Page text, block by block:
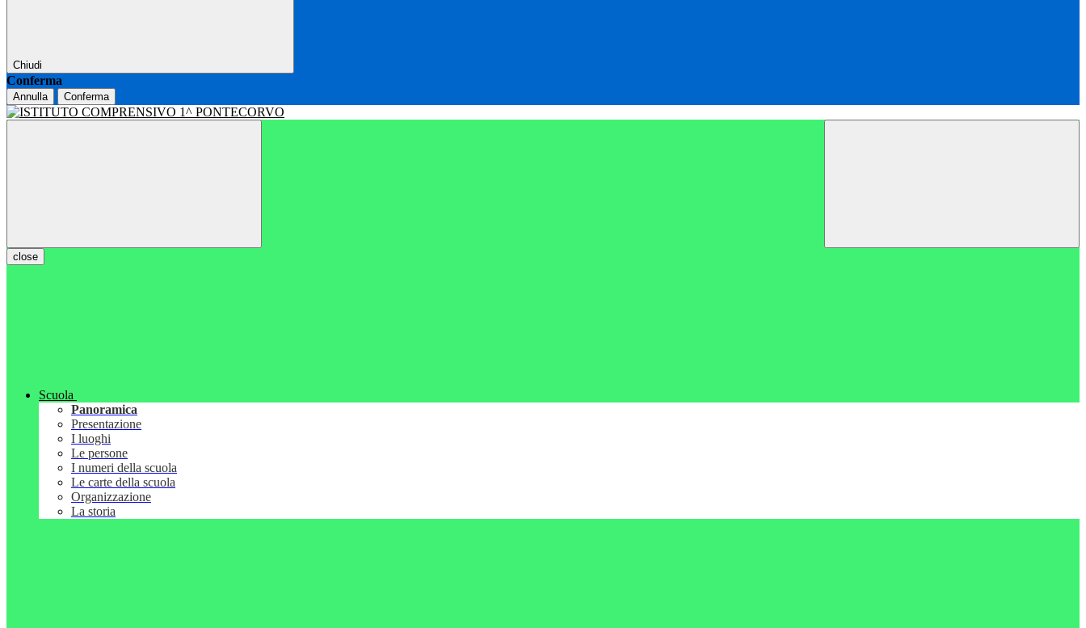
Chiudi
Conferma
Annulla Conferma
close
Scuola
Panoramica
Presentazione
I luoghi
Le persone
I numeri della scuola
Le carte della scuola
Organizzazione
La storia